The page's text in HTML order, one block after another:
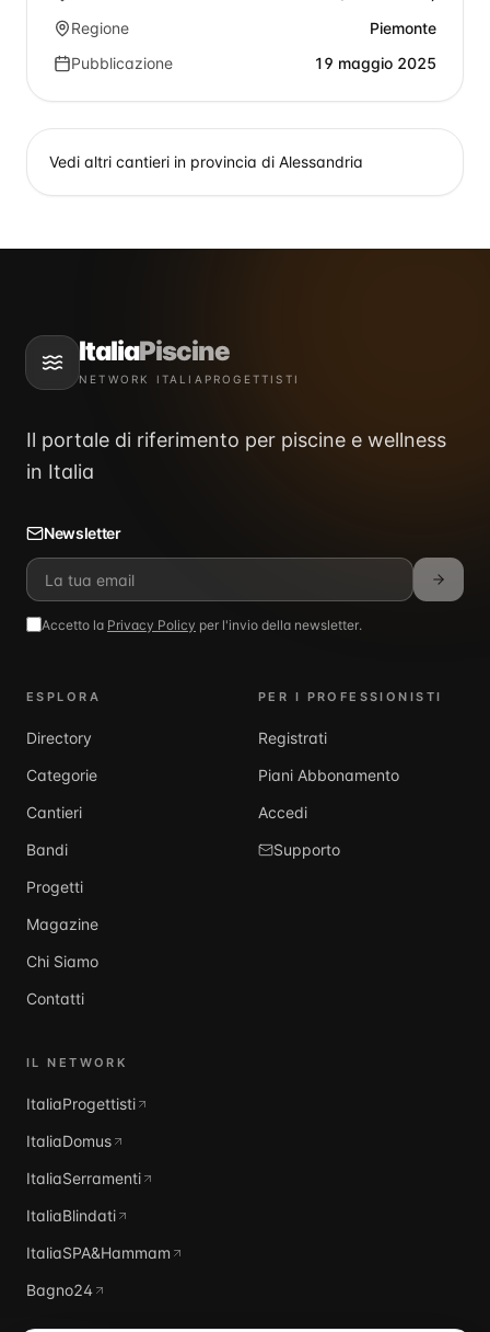
Regione
Piemonte
Pubblicazione
19 maggio 2025
Vedi altri cantieri in provincia di Alessandria
ItaliaPiscine
NETWORK ITALIAPROGETTISTI
Il portale di riferimento per piscine e wellness
in Italia
Newsletter
Accetto la Privacy Policy per l'invio della newsletter.
ESPLORA
Directory
Categorie
Cantieri
Bandi
Progetti
Magazine
Chi Siamo
Contatti
PER I PROFESSIONISTI
Registrati
Piani Abbonamento
Accedi
Supporto
IL NETWORK
ItaliaProgettisti
ItaliaDomus
ItaliaSerramenti
ItaliaBlindati
ItaliaSPA&Hammam
Bagno24